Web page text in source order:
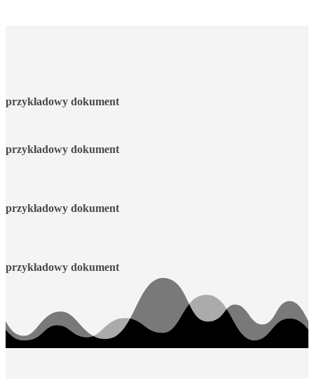
przykładowy dokument
przykładowy dokument
przykładowy dokument
przykładowy dokument